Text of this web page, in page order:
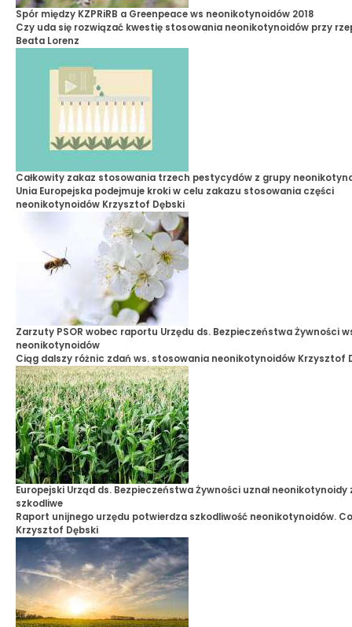
Spór między KZPRiRB a Greenpeace ws neonikotynoidów 2018
Czy uda się rozwiązać kwestię stosowania neonikotynoidów przy
Beata Lorenz
Całkowity zakaz stosowania trzech pestycydów z grupy
Unia Europejska podejmuje kroki w celu zakazu stosowania części
neonikotynoidów Krzysztof Dębski
Zarzuty PSOR wobec raportu Urzędu ds. Bezpieczeństwa Żywności
neonikotynoidów
Ciąg dalszy różnic zdań ws. stosowania neonikotynoidów Krzysztof
Europejski Urząd ds. Bezpieczeństwa Żywności uznał neonikotynoidy
szkodliwe
Raport unijnego urzędu potwierdza szkodliwość neonikotynoidów.
Krzysztof Dębski